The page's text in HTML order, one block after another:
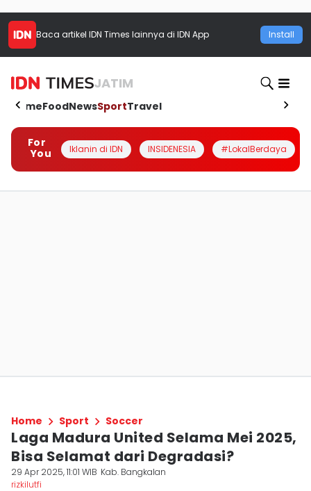
Baca artikel IDN Times lainnya di IDN App Install
JATIM
HomeFoodNewsSportTravel
For
You
Iklanin di IDN INSIDENESIA #LokalBerdaya
Home Sport Soccer
Laga Madura United Selama Mei 2025,
Bisa Selamat dari Degradasi?
29 Apr 2025, 11:01 WIB Kab. Bangkalan
rizkilutfi